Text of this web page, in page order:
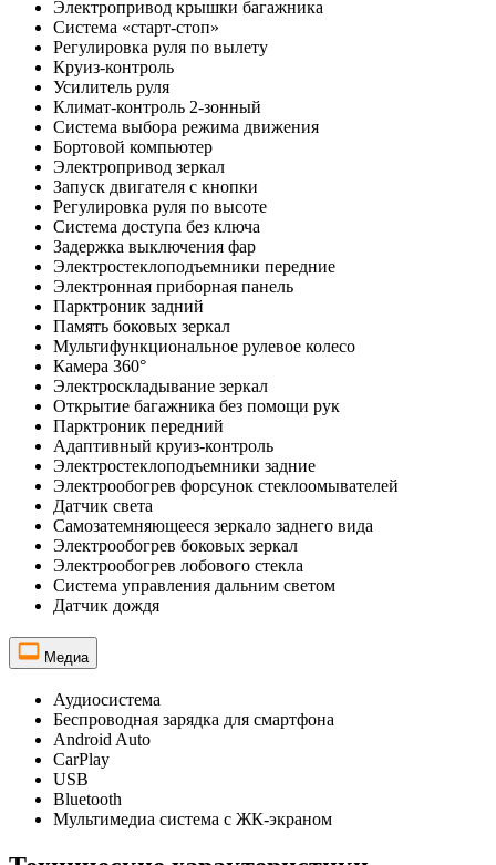
Электропривод крышки багажника
Система «старт-стоп»
Регулировка руля по вылету
Круиз-контроль
Усилитель руля
Климат-контроль 2-зонный
Система выбора режима движения
Бортовой компьютер
Электропривод зеркал
Запуск двигателя с кнопки
Регулировка руля по высоте
Система доступа без ключа
Задержка выключения фар
Электростеклоподъемники передние
Электронная приборная панель
Парктроник задний
Память боковых зеркал
Мультифункциональное рулевое колесо
Камера 360°
Электроскладывание зеркал
Открытие багажника без помощи рук
Парктроник передний
Адаптивный круиз-контроль
Электростеклоподъемники задние
Электрообогрев форсунок стеклоомывателей
Датчик света
Самозатемняющееся зеркало заднего вида
Электрообогрев боковых зеркал
Электрообогрев лобового стекла
Система управления дальним светом
Датчик дождя
Медиа
Аудиосистема
Беспроводная зарядка для смартфона
Android Auto
CarPlay
USB
Bluetooth
Мультимедиа система с ЖК-экраном